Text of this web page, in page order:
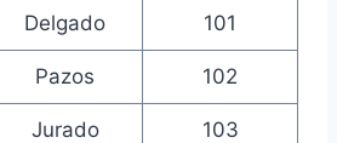
Delgado 101
Pazos 102
Jurado 103